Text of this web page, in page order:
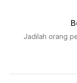
Jadilah orang